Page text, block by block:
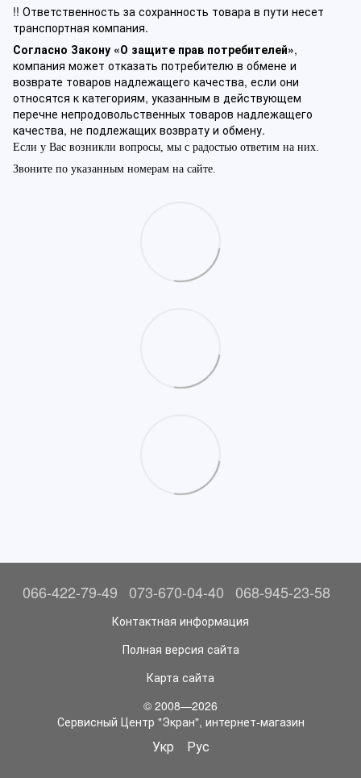
!! Ответственность за сохранность товара в пути несет
транспортная компания.
Согласно Закону «О защите прав потребителей»,
компания может отказать потребителю в обмене и
возврате товаров надлежащего качества, если они
относятся к категориям, указанным в действующем
перечне непродовольственных товаров надлежащего
качества, не подлежащих возврату и обмену.
Если у Вас возникли вопросы, мы с радостью ответим на них.
Звоните по указанным номерам на сайте.
066-422-79-49 073-670-04-40 068-945-23-58
Контактная информация
Полная версия сайта
Карта сайта
© 2008—2026
Сервисный Центр "Экран", интернет-магазин
Укр Рус